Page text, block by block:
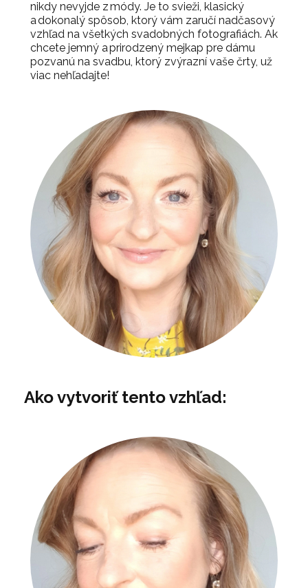
nikdy nevyjde z módy. Je to svieži, klasický
a dokonalý spôsob, ktorý vám zaručí nadčasový
vzhľad na všetkých svadobných fotografiách. Ak
chcete jemný a prirodzený mejkap pre dámu
pozvanú na svadbu, ktorý zvýrazní vaše črty, už
viac nehľadajte!
Ako vytvoriť tento vzhľad: